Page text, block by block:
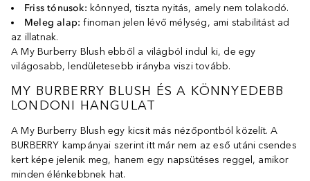
Friss tónusok: könnyed, tiszta nyitás, amely nem tolakodó.
Meleg alap: finoman jelen lévő mélység, ami stabilitást ad
az illatnak.
A My Burberry Blush ebből a világból indul ki, de egy
világosabb, lendületesebb irányba viszi tovább.
MY BURBERRY BLUSH ÉS A KÖNNYEDEBB
LONDONI HANGULAT
A My Burberry Blush egy kicsit más nézőpontból közelít. A
BURBERRY kampányai szerint itt már nem az eső utáni csendes
kert képe jelenik meg, hanem egy napsütéses reggel, amikor
minden élénkebbnek hat.